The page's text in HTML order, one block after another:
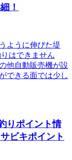
！
ように伸びた堤
はできません
他自動販売機が設
できる面では少し
りポイント情
ビキポイント